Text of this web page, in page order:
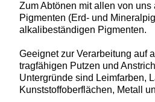
Zum Abtönen mit allen von uns
Pigmenten (Erd- und
alkalibeständigen Pigmenten.
Geeignet zur Verarbeitung auf
tragfähigen Putzen und
Untergründe sind Leimfarben,
Kunststoffoberflächen, Metall